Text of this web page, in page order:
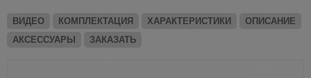
ВИДЕО КОМПЛЕКТАЦИЯ ХАРАКТЕРИСТИКИ
ОПИСАНИЕ
АКСЕССУАРЫ
ЗАКАЗАТЬ